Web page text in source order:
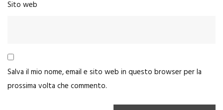
Sito web
Salva il mio nome, email e sito web in questo browser per la
prossima volta che commento.